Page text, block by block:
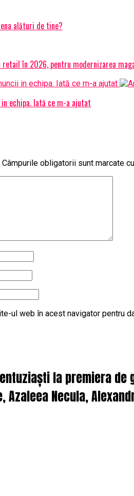
alături de tine?
în 2026, pentru modernizarea
echipa. Iată ce m-a ajutat
Câmpurile obligatorii sunt marcate cu
ul web în acest navigator pentru
la premiera de
Azaleea Necula,